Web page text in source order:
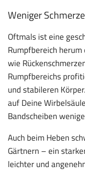
Weniger
Oftmals ist eine
Rumpfbereich
wie
Rumpfbereichs
und stabileren
auf Deine
Bandscheiben
Auch beim Heben
Gärtnern – ein
leichter und